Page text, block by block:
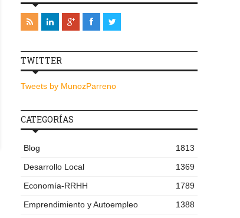
TWITTER
Tweets by MunozParreno
CATEGORÍAS
Blog
1813
Desarrollo Local
1369
Economía-RRHH
1789
Emprendimiento y Autoempleo
1388